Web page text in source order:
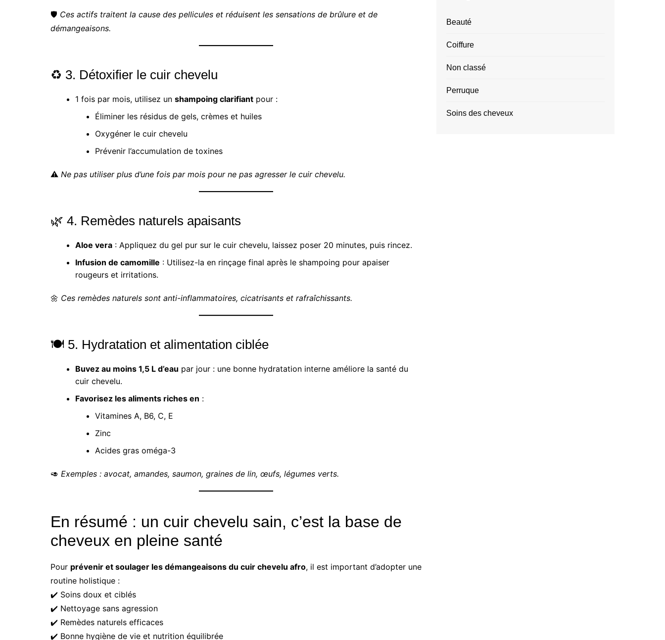
🛡️ Ces actifs traitent la cause des pellicules et réduisent les sensations de brûlure et de
démangeaisons.
♻️ 3. Détoxifier le cuir chevelu
1 fois par mois, utilisez un shampoing clarifiant pour :
Éliminer les résidus de gels, crèmes et huiles
Oxygéner le cuir chevelu
Prévenir l’accumulation de toxines
⚠️ Ne pas utiliser plus d’une fois par mois pour ne pas agresser le cuir chevelu.
🌿 4. Remèdes naturels apaisants
Aloe vera : Appliquez du gel pur sur le cuir chevelu, laissez poser 20 minutes, puis rincez.
Infusion de camomille : Utilisez-la en rinçage final après le shampoing pour apaiser
rougeurs et irritations.
🌼 Ces remèdes naturels sont anti-inflammatoires, cicatrisants et rafraîchissants.
🍽️ 5. Hydratation et alimentation ciblée
Buvez au moins 1,5 L d’eau par jour : une bonne hydratation interne améliore la santé du
cuir chevelu.
Favorisez les aliments riches en :
Vitamines A, B6, C, E
Zinc
Acides gras oméga-3
🥑 Exemples : avocat, amandes, saumon, graines de lin, œufs, légumes verts.
En résumé : un cuir chevelu sain, c’est la base de
cheveux en pleine santé
Pour prévenir et soulager les démangeaisons du cuir chevelu afro, il est important d’adopter une
routine holistique :
✔️ Soins doux et ciblés
✔️ Nettoyage sans agression
✔️ Remèdes naturels efficaces
✔️ Bonne hygiène de vie et nutrition équilibrée
Beauté
Coiffure
Non classé
Perruque
Soins des cheveux